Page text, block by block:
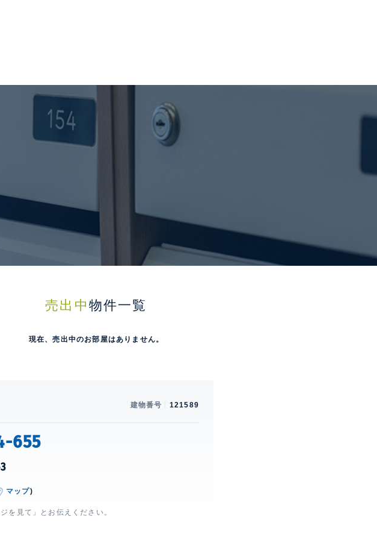
売出中 物件一覧
現在、売出中のお部屋はありません。
建物番号 121589
655
マップ)
を見て」とお伝えください。